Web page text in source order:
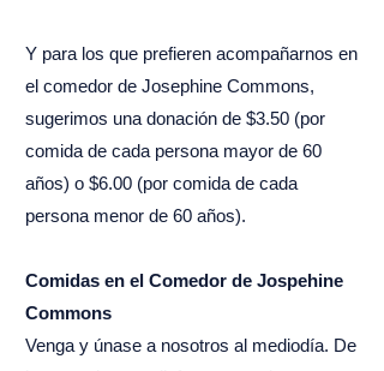
Y para los que prefieren acompañarnos en
el comedor de Josephine Commons,
sugerimos una donación de $3.50 (por
comida de cada persona mayor de 60
años) o $6.00 (por comida de cada
persona menor de 60 años).
Comidas en el Comedor de Jospehine
Commons
Venga y únase a nosotros al mediodía. De